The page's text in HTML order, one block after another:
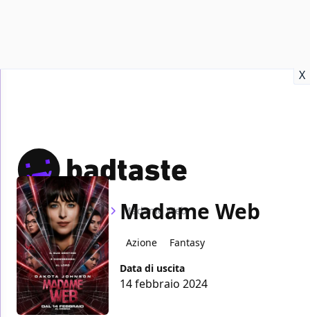
X
Home Film Madame Web
Madame Web
Azione
Fantasy
Data di uscita
14 febbraio 2024